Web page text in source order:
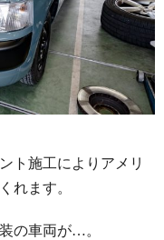
ト施工によりアメリ
れます。
の車両が…。